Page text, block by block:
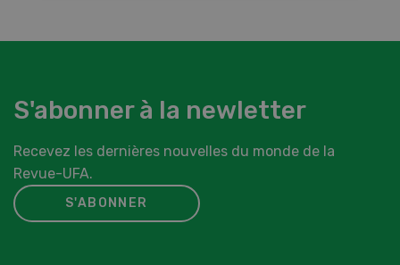
S'abonner à la newletter
Recevez les dernières nouvelles du monde de la
Revue-UFA.
S'ABONNER